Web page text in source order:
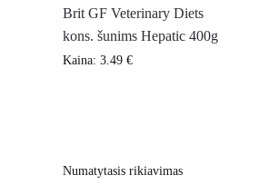
Brit GF Veterinary Diets
kons. šunims Hepatic 400g
Kaina: 3.49 €